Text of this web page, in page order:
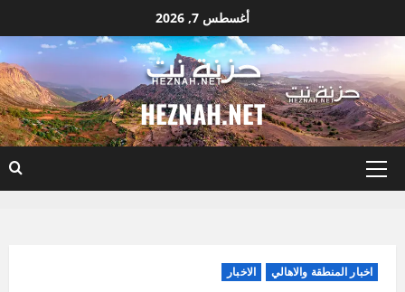
إلى
أغسطس 7, 2026
HEZNAH.NET
القائمة
اخبار المنطقة والاهالي الاخبار